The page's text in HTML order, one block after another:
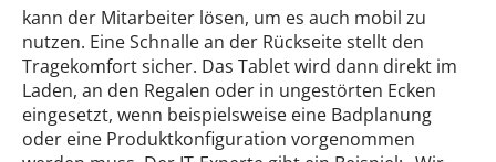
kann der Mitarbeiter lösen, um es auch mobil zu
nutzen. Eine Schnalle an der Rückseite stellt den
Tragekomfort sicher. Das Tablet wird dann direkt im
Laden, an den Regalen oder in ungestörten Ecken
eingesetzt, wenn beispielsweise eine Badplanung
oder eine Produktkonfiguration vorgenommen